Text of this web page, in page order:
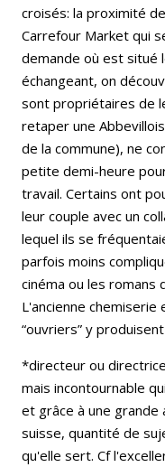
croisés: la proximité
Carrefour Market qui
demande où est situé
échangeant, on
sont propriétaires de
retaper une
de la commune), ne
petite demi-heure
travail. Certains ont
leur couple avec un
lequel ils se
parfois moins
cinéma ou les
L'ancienne
“ouvriers” y
*directeur ou
mais incontournable
et grâce à une grande
suisse, quantité de
qu'elle sert. Cf